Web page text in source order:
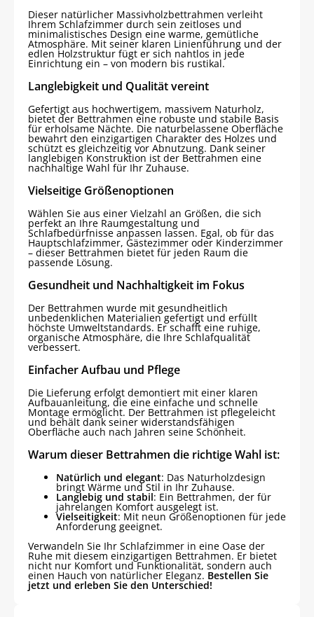
Dieser natürlicher Massivholzbettrahmen verleiht
Ihrem Schlafzimmer durch sein zeitloses und
minimalistisches Design eine warme, gemütliche
Atmosphäre. Mit seiner klaren Linienführung und der
edlen Holzstruktur fügt er sich nahtlos in jede
Einrichtung ein – von modern bis rustikal.
Langlebigkeit und Qualität vereint
Gefertigt aus hochwertigem, massivem Naturholz,
bietet der Bettrahmen eine robuste und stabile Basis
für erholsame Nächte. Die naturbelassene Oberfläche
bewahrt den einzigartigen Charakter des Holzes und
schützt es gleichzeitig vor Abnutzung. Dank seiner
langlebigen Konstruktion ist der Bettrahmen eine
nachhaltige Wahl für Ihr Zuhause.
Vielseitige Größenoptionen
Wählen Sie aus einer Vielzahl an Größen, die sich
perfekt an Ihre Raumgestaltung und
Schlafbedürfnisse anpassen lassen. Egal, ob für das
Hauptschlafzimmer, Gästezimmer oder Kinderzimmer
– dieser Bettrahmen bietet für jeden Raum die
passende Lösung.
Gesundheit und Nachhaltigkeit im Fokus
Der Bettrahmen wurde mit gesundheitlich
unbedenklichen Materialien gefertigt und erfüllt
höchste Umweltstandards. Er schafft eine ruhige,
organische Atmosphäre, die Ihre Schlafqualität
verbessert.
Einfacher Aufbau und Pflege
Die Lieferung erfolgt demontiert mit einer klaren
Aufbauanleitung, die eine einfache und schnelle
Montage ermöglicht. Der Bettrahmen ist pflegeleicht
und behält dank seiner widerstandsfähigen
Oberfläche auch nach Jahren seine Schönheit.
Warum dieser Bettrahmen die richtige Wahl ist:
Natürlich und elegant: Das Naturholzdesign
bringt Wärme und Stil in Ihr Zuhause.
Langlebig und stabil: Ein Bettrahmen, der für
jahrelangen Komfort ausgelegt ist.
Vielseitigkeit: Mit neun Größenoptionen für jede
Anforderung geeignet.
Verwandeln Sie Ihr Schlafzimmer in eine Oase der
Ruhe mit diesem einzigartigen Bettrahmen. Er bietet
nicht nur Komfort und Funktionalität, sondern auch
einen Hauch von natürlicher Eleganz. Bestellen Sie
jetzt und erleben Sie den Unterschied!